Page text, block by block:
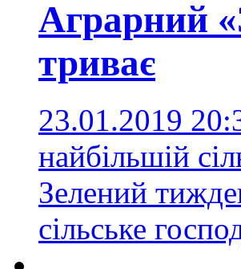
Аграрний
триває
23.01.2019
найбільшій
Зелений
сільське